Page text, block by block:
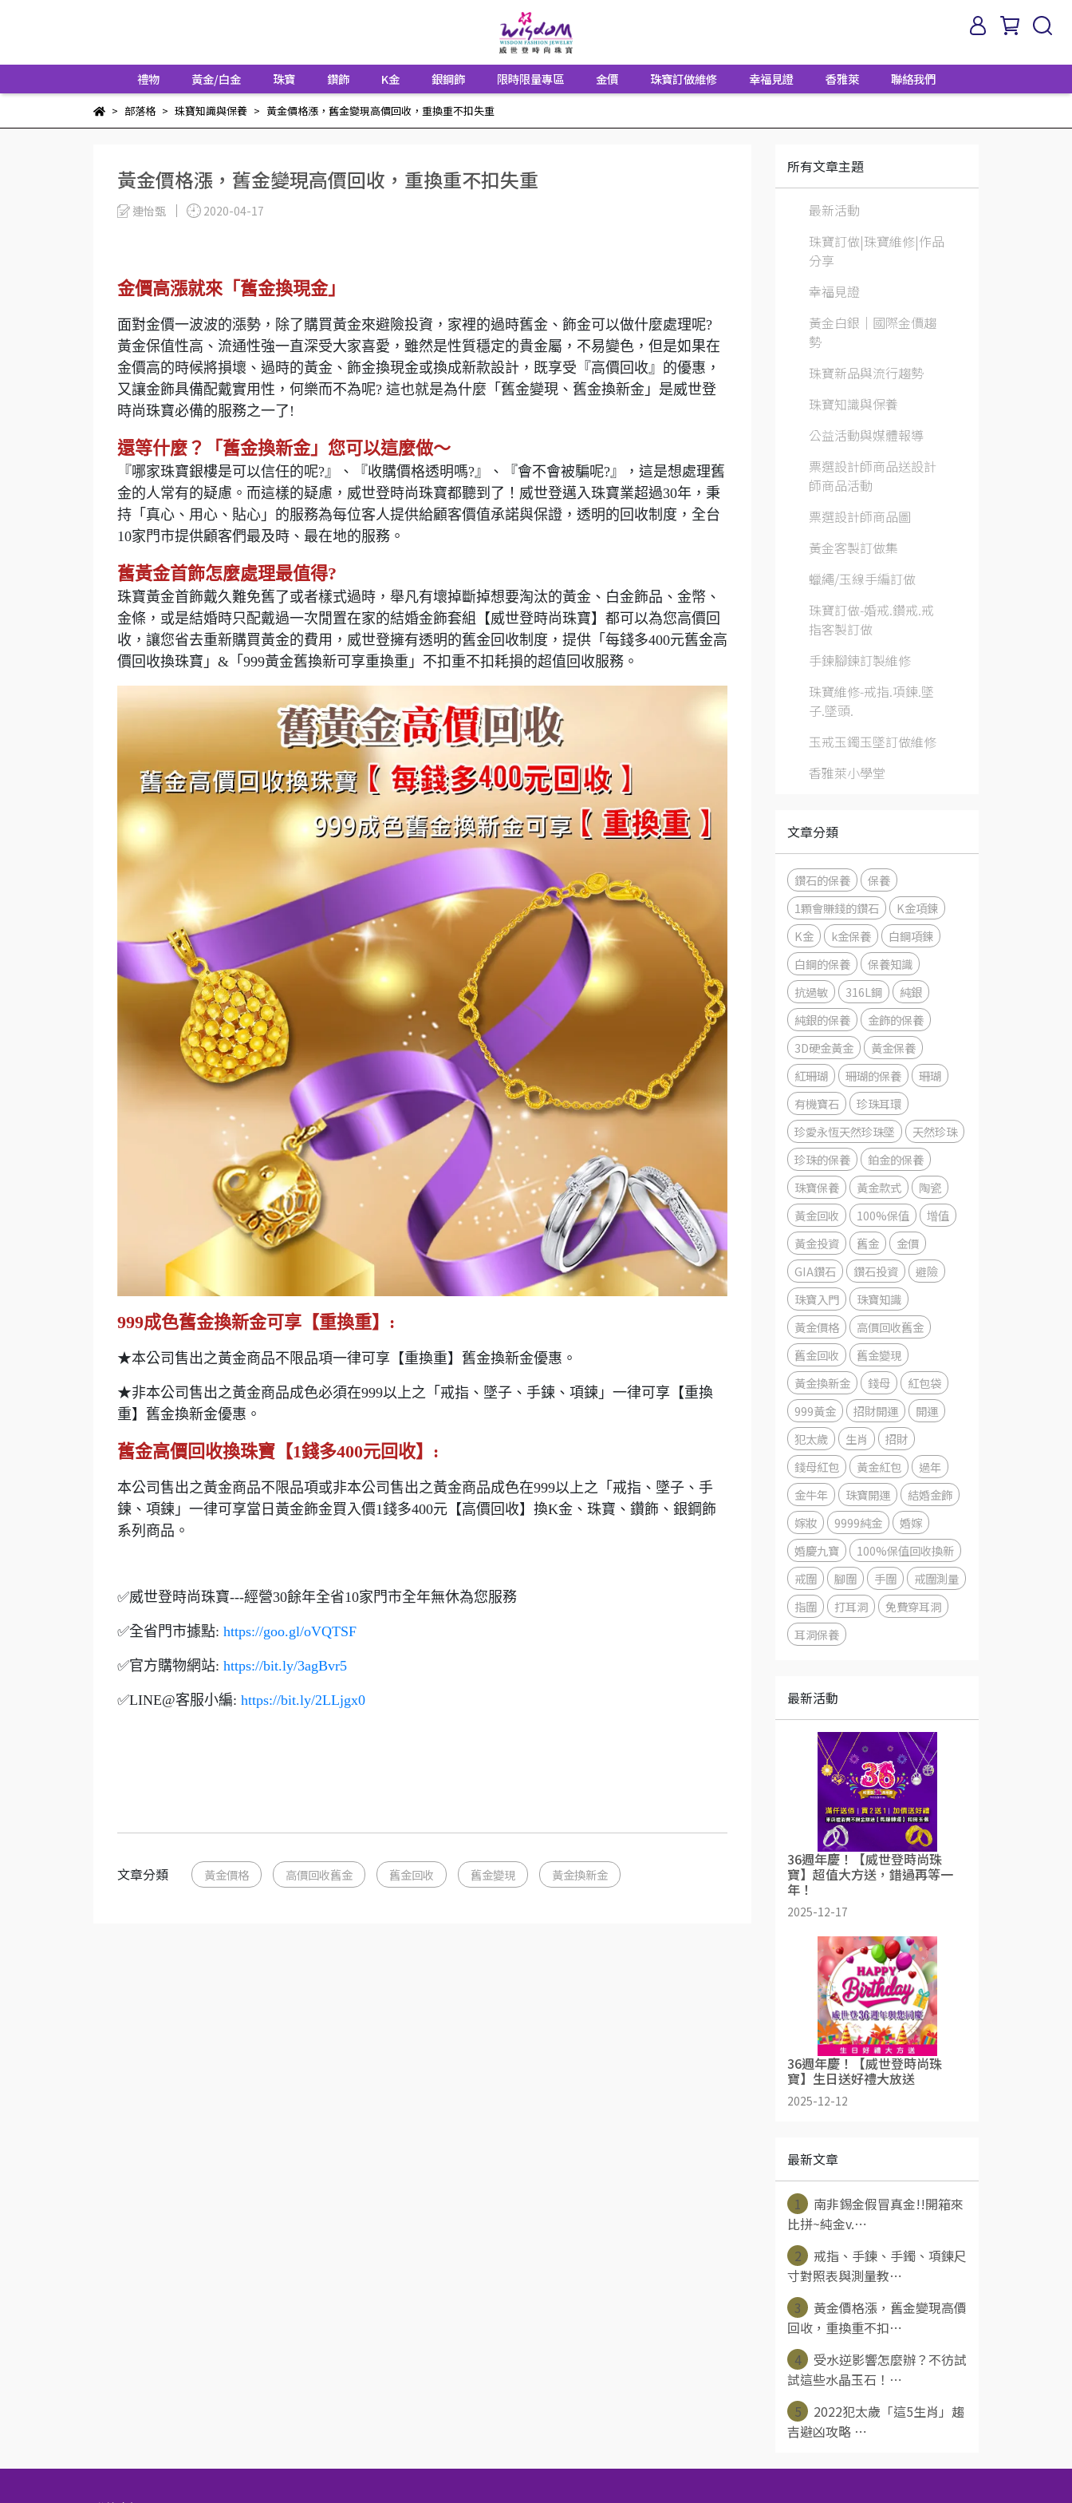
禮物 黃金/白金 珠寶 鑽飾 K金 銀鋼飾 限時限量專區 金價 珠寶訂做維修 幸福見證 香雅萊 聯絡我們
部落格 珠寶知識與保養 黃金價格漲，舊金變現高價回收，重換重不扣失重
黃金價格漲，舊金變現高價回收，重換重不扣失重
連怡甄 2020-04-17
金價高漲就來「舊金換現金」
面對金價一波波的漲勢，除了購買黃金來避險投資，家裡的過時舊金、飾金可以做什麼處理呢?
黃金保值性高、流通性強一直深受大家喜愛，雖然是性質穩定的貴金屬，不易變色，但是如果在
金價高的時候將損壞、過時的黃金、飾金換現金或換成新款設計，既享受『高價回收』的優惠，
又讓金飾具備配戴實用性，何樂而不為呢? 這也就是為什麼「舊金變現、舊金換新金」是威世登
時尚珠寶必備的服務之一了!
還等什麼？「舊金換新金」您可以這麼做～
『哪家珠寶銀樓是可以信任的呢?』、『收購價格透明嗎?』、『會不會被騙呢?』，這是想處理舊
金的人常有的疑慮。而這樣的疑慮，威世登時尚珠寶都聽到了！威世登邁入珠寶業超過30年，秉
持「真心、用心、貼心」的服務為每位客人提供給顧客價值承諾與保證，透明的回收制度，全台
10家門市提供顧客們最及時、最在地的服務。
舊黃金首飾怎麼處理最值得?
珠寶黃金首飾戴久難免舊了或者樣式過時，舉凡有壞掉斷掉想要淘汰的黃金、白金飾品、金幣、
金條，或是結婚時只配戴過一次閒置在家的結婚金飾套組【威世登時尚珠寶】都可以為您高價回
收，讓您省去重新購買黃金的費用，威世登擁有透明的舊金回收制度，提供「每錢多400元舊金高
價回收換珠寶」&「999黃金舊換新可享重換重」不扣重不扣耗損的超值回收服務。
999成色舊金換新金可享【重換重】:
★本公司售出之黃金商品不限品項一律可享【重換重】舊金換新金優惠。
★非本公司售出之黃金商品成色必須在999以上之「戒指、墜子、手鍊、項鍊」一律可享【重換
重】舊金換新金優惠。
舊金高價回收換珠寶【1錢多400元回收】:
本公司售出之黃金商品不限品項或非本公司售出之黃金商品成色在999以上之「戒指、墜子、手
鍊、項鍊」一律可享當日黃金飾金買入價1錢多400元【高價回收】換K金、珠寶、鑽飾、銀鋼飾
系列商品。
✅威世登時尚珠寶---經營30餘年全省10家門市全年無休為您服務
✅全省門市據點: https://goo.gl/oVQTSF
✅官方購物網站: https://bit.ly/3agBvr5
✅LINE@客服小編: https://bit.ly/2LLjgx0
文章分類 黃金價格 高價回收舊金 舊金回收 舊金變現 黃金換新金
所有文章主題
最新活動
珠寶訂做|珠寶維修|作品
分享
幸福見證
黃金白銀│國際金價趨
勢
珠寶新品與流行趨勢
珠寶知識與保養
公益活動與媒體報導
票選設計師商品送設計
師商品活動
票選設計師商品圖
黃金客製訂做集
蠟繩/玉線手編訂做
珠寶訂做-婚戒.鑽戒.戒
指客製訂做
手鍊腳鍊訂製維修
珠寶維修-戒指.項鍊.墜
子.墜頭.
玉戒玉鐲玉墜訂做維修
香雅萊小學堂
文章分類
鑽石的保養
保養
1顆會賺錢的鑽石
K金項鍊
K金
k金保養
白鋼項鍊
白鋼的保養
保養知識
抗過敏
316L鋼
純銀
純銀的保養
金飾的保養
3D硬金黃金
黃金保養
紅珊瑚
珊瑚的保養
珊瑚
有機寶石
珍珠耳環
珍愛永恆天然珍珠墜
天然珍珠
珍珠的保養
鉑金的保養
珠寶保養
黃金款式
陶瓷
黃金回收
100%保值
增值
黃金投資
舊金
金價
GIA鑽石
鑽石投資
避險
珠寶入門
珠寶知識
黃金價格
高價回收舊金
舊金回收
舊金變現
黃金換新金
錢母
紅包袋
999黃金
招財開運
開運
犯太歲
生肖
招財
錢母紅包
黃金紅包
過年
金牛年
珠寶開運
結婚金飾
嫁妝
9999純金
婚嫁
婚慶九寶
100%保值回收換新
戒圍
腳圍 手圍
戒圍測量
指圍
打耳洞
免費穿耳洞
耳洞保養
最新活動
36週年慶！【威世登時尚珠
寶】超值大方送，錯過再等一
年！
2025-12-17
36週年慶！【威世登時尚珠
寶】生日送好禮大放送
2025-12-12
最新文章
1
南非錫金假冒真金!!開箱來
比拼~純金v.⋯
2
戒指、手鍊、手鐲、項鍊尺
寸對照表與測量教⋯
3
黃金價格漲，舊金變現高價
回收，重換重不扣⋯
4
受水逆影響怎麼辦？不彷試
試這些水晶玉石！⋯
5
2022犯太歲「這5生肖」趨
吉避凶攻略 ⋯